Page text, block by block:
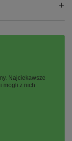
Najciekawsze
mogli z nich